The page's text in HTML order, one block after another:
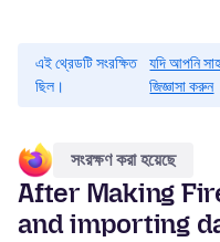
এই থ্রেডটি সংরক্ষিত
ছিল।
যদি আপনি
জিজ্ঞাসা করুন
সংরক্ষণ করা হয়েছে
After Making
and importing